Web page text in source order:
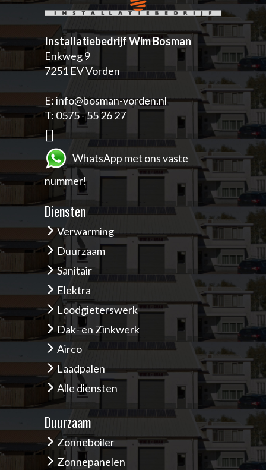
Installatiebedrijf Wim Bosman
Enkweg 9
7251 EV Vorden
E:info@bosman-vorden.nl
T: 0575 - 55 26 27
WhatsApp met ons vaste
nummer!
Diensten
Verwarming
Duurzaam
Sanitair
Elektra
Loodgieterswerk
Dak- en Zinkwerk
Airco
Laadpalen
Alle diensten
Duurzaam
Zonneboiler
Zonnepanelen